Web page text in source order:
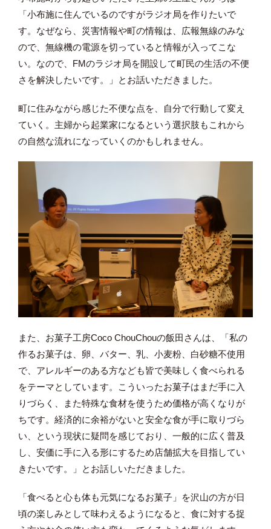
「小布施に住んでいるのですがラジオ局を作りたいで
す。なぜなら、災害情報や町の情報は、広報無線のみな
ので、無線機の電源を切っていると情報が入ってこな
い。なので、FMのラジオ局を開設して町民の生活の不便
さを解決したいです。」とお話いただきました。
町に住みながら感じた不便な点を、自分で行動して変え
ていく。主婦から起業家になるという選択肢もこれから
の自然な流れになっていくのかもしれません。
また、お菓子工房Coco ChouChouの飯田さんは、「私の
作るお菓子は、卵、バター、乳、小麦粉、白砂糖不使用
で、アレルギーのある方なども皆で美味しく食べられる
をテーマとしています。こういったお菓子はまだ手に入
りづらく、また特殊な食材を使うため価格が高くなりが
ちです。経済的に余裕がないと安全な食が手に取りづら
い、という現状に疑問を感じており、一般的に広く普及
し、安価に手に入る形にするため店舗拡大を目指してい
きたいです。」とお話しいただきました。
「食べると心も体も元気になるお菓子」を沢山の方が日
頃の楽しみとして味わえるようになると、食に対する捉